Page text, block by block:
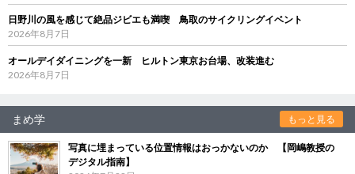
日野川の風を感じて絶品ジビエも満喫 鳥取のサイクリングイベント
2026年8月7日
オールデイダイニングを一新 ヒルトン東京お台場、改装進む
2026年8月7日
まめ学 もっと見る
写真に埋まっている位置情報はおっかないのか 【岡嶋教授の
デジタル指南】